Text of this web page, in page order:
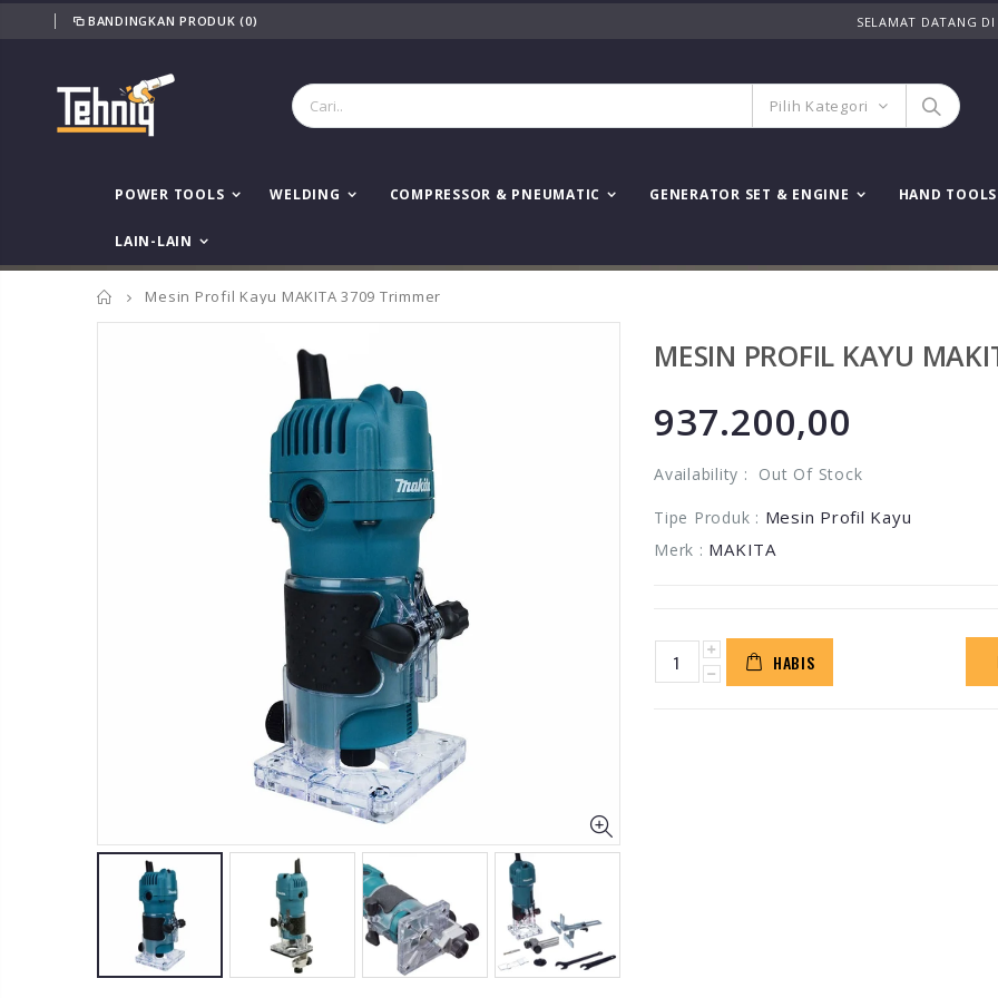
BANDINGKAN PRODUK (0) SELAMAT DATANG
Pilih Kategori
POWER TOOLS WELDING COMPRESSOR & PNEUMATIC GENERATOR SET & ENGINE HAND TOOLS
LAIN-LAIN
Home
Mesin Profil Kayu MAKITA 3709 Trimmer
MESIN PROFIL KAYU
937.200,00
Availability : Out Of Stock
Tipe Produk : Mesin Profil Kayu
Merk : MAKITA
HABIS